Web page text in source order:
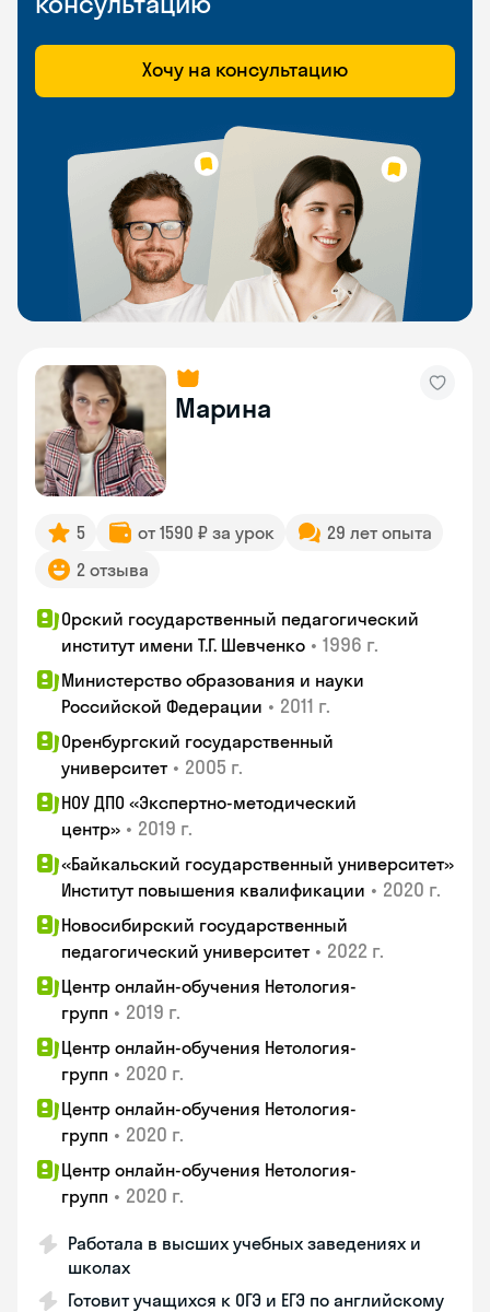
Хочу на консультацию
Марина
5 от 1590 ₽ за урок
29 лет опыта
2 отзыва
Орский государственный педагогический
институт имени Т.Г. Шевченко • 1996 г.
Министерство образования и науки
Российской Федерации • 2011 г.
Оренбургский государственный
университет • 2005 г.
НОУ ДПО «Экспертно-методический
центр» • 2019 г.
«Байкальский государственный университет»
Институт повышения квалификации • 2020 г.
Новосибирский государственный
педагогический университет • 2022 г.
Центр онлайн-обучения Нетология-
групп • 2019 г.
Центр онлайн-обучения Нетология-
групп • 2020 г.
Центр онлайн-обучения Нетология-
групп • 2020 г.
Центр онлайн-обучения Нетология-
групп • 2020 г.
Работала в высших учебных заведениях и
школах
Готовит учащихся к ОГЭ и ЕГЭ по английскому